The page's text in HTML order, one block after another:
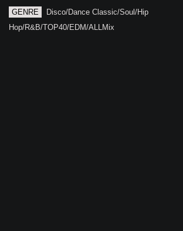
GENRE
Disco/Dance Classic/Soul/Hip
Hop/R&B/TOP40/EDM/ALLMix